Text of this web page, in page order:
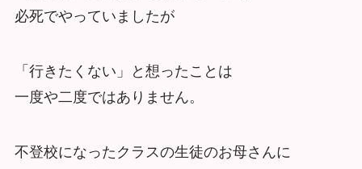
必死でやっていましたが
「行きたくない」と想ったことは
一度や二度ではありません。
不登校になったクラスの生徒のお母さんに